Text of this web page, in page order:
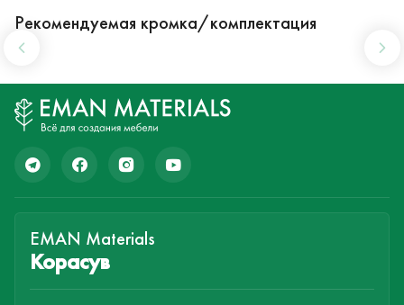
Рекомендуемая кромка/комплектация
EMAN Materials
Корасув